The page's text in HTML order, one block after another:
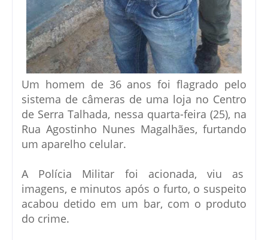
Um homem de 36 anos foi flagrado pelo
sistema de câmeras de uma loja no Centro
de Serra Talhada, nessa quarta-feira (25), na
Rua Agostinho Nunes Magalhães, furtando
um aparelho celular.
A Polícia Militar foi acionada, viu as
imagens, e minutos após o furto, o suspeito
acabou detido em um bar, com o produto
do crime.